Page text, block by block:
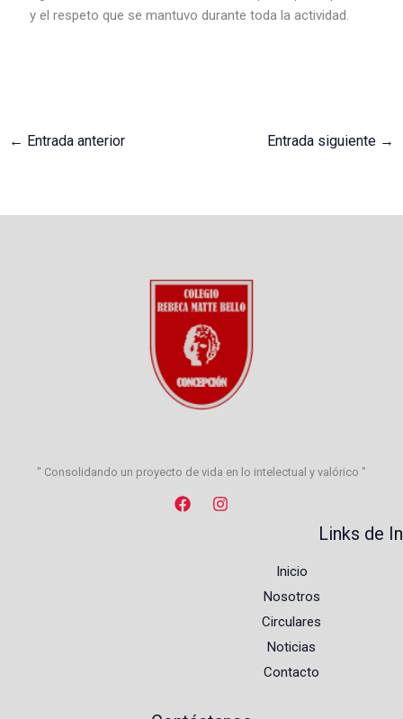
y el respeto que se mantuvo durante toda la actividad.
← Entrada anterior Entrada siguiente →
" Consolidando un proyecto de vida en lo intelectual y valórico "
Links de
Inicio
Nosotros
Circulares
Noticias
Contacto